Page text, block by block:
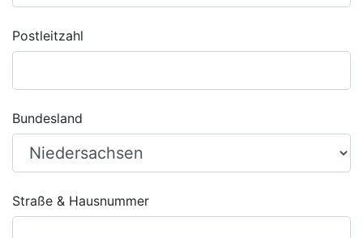
Postleitzahl
Bundesland
Straße & Hausnummer